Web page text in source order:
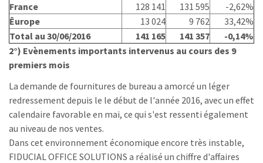
France
128 141 131 595
-2,62%
Êurope
13 024 9 762
33,42%
Total au 30/06/2016
141 165 141 357
-0,14%
2°) Evènements importants intervenus au cours des 9
premiers mois
La demande de fournitures de bureau a amorcé un léger
redressement depuis le le début de l'année 2016, avec un effet
calendaire favorable en mai, ce qui s'est ressenti également
au niveau de nos ventes.
Dans cet environnement économique encore très instable,
FIDUCIAL OFFICE SOLUTIONS a réalisé un chiffre d'affaires